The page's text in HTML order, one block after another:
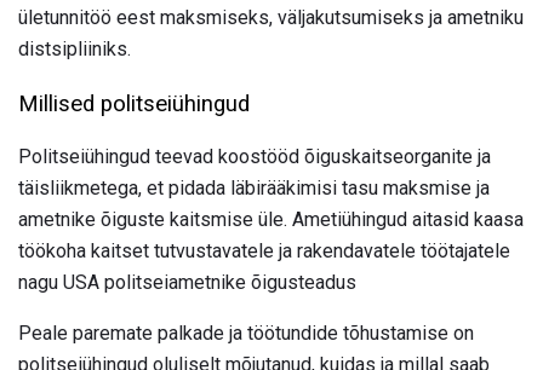
ületunnitöö eest maksmiseks, väljakutsumiseks ja ametniku
distsipliiniks.
Millised politseiühingud
Politseiühingud teevad koostööd õiguskaitseorganite ja
täisliikmetega, et pidada läbirääkimisi tasu maksmise ja
ametnike õiguste kaitsmise üle. Ametiühingud aitasid kaasa
töökoha kaitset tutvustavatele ja rakendavatele töötajatele
nagu USA politseiametnike õigusteadus
Peale paremate palkade ja töötundide tõhustamise on
politseiühingud oluliselt mõjutanud, kuidas ja millal saab